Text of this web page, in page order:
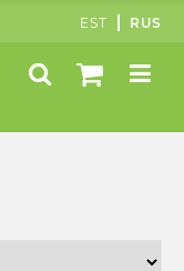
EST RUS